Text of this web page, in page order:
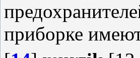
приборке